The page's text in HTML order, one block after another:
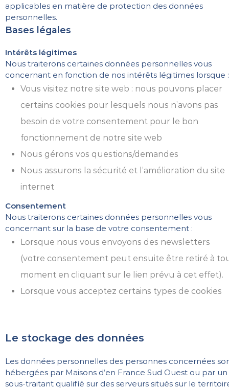
applicables en matière de protection des données
personnelles.
Bases légales
Intérêts légitimes
Nous traiterons certaines données personnelles vous
concernant en fonction de nos intérêts légitimes lorsque :
Vous visitez notre site web : nous pouvons placer
certains cookies pour lesquels nous n’avons pas
besoin de votre consentement pour le bon
fonctionnement de notre site web
Nous gérons vos questions/demandes
Nous assurons la sécurité et l’amélioration du site
internet
Consentement
Nous traiterons certaines données personnelles vous
concernant sur la base de votre consentement :
Lorsque nous vous envoyons des newsletters
(votre consentement peut ensuite être retiré à
moment en cliquant sur le lien prévu à cet effet).
Lorsque vous acceptez certains types de cookies
Le stockage des données
Les données personnelles des personnes concernées
hébergées par Maisons d’en France Sud Ouest ou par un
sous-traitant qualifié sur des serveurs situés sur le